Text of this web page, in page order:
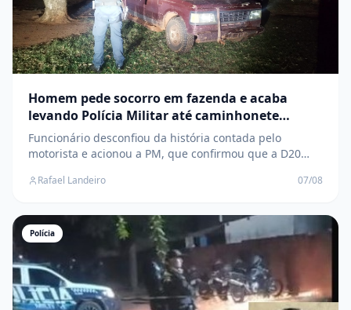
Homem pede socorro em fazenda e acaba
levando Polícia Militar até caminhonete
furtada em Três Lagoas
Funcionário desconfiou da história contada pelo
motorista e acionou a PM, que confirmou que a D20
zona rural
Rafael Landeiro 07/08
Polícia